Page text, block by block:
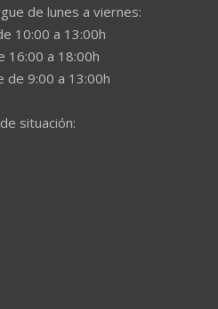
de lunes a viernes:
10:00 a 13:00h
16:00 a 18:00h
de 9:00 a 13:00h
situación: